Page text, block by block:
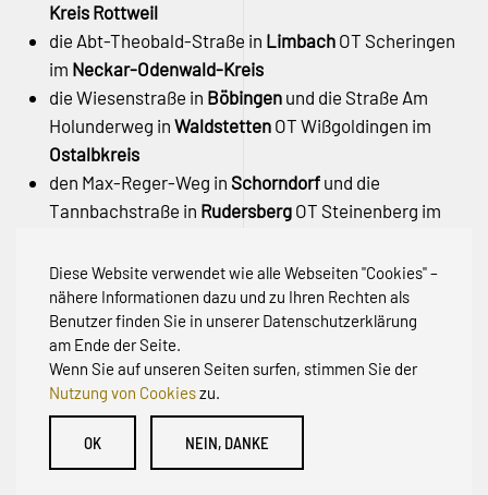
Diese Website verwendet wie alle Webseiten "Cookies" –
nähere Informationen dazu und zu Ihren Rechten als
Benutzer finden Sie in unserer Datenschutzerklärung
am Ende der Seite.
Wenn Sie auf unseren Seiten surfen, stimmen Sie der
Nutzung von Cookieszu.
OK NEIN, DANKE
Kreis Rottweil
die Abt-Theobald-Straße in Limbach OT Scheringen
im Neckar-Odenwald-Kreis
die Wiesenstraße in Böbingen und die Straße Am
Holunderweg in Waldstetten OT Wißgoldingen im
Ostalbkreis
den Max-Reger-Weg in Schorndorf und die
Tannbachstraße in Rudersberg OT Steinenberg im
den Rehhagweg inFreiburgOT Günterstal –Stadt
Freiburg
© Initiative zur Abwehr von Erschließungsbeiträgen für